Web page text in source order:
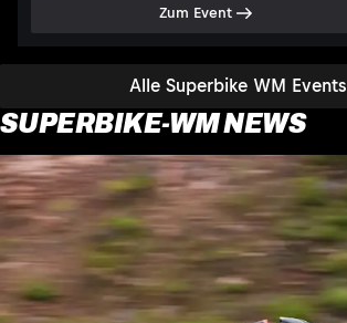
Alle Superbike WM Events
Zum Event
SUPERBIKE-WM NEWS